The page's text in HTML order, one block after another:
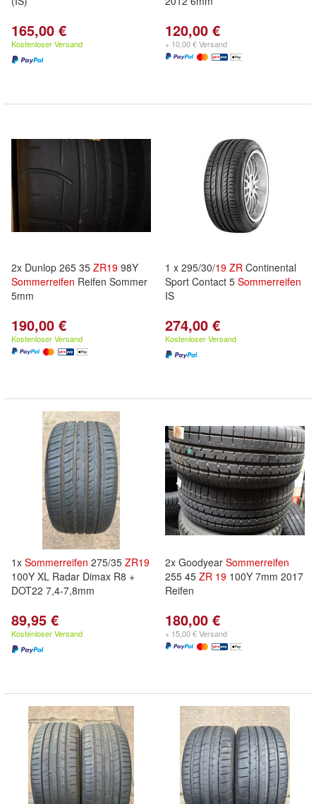
165,00 €
Kostenloser Versand
120,00 €
+ 10,00 € Versand
2x Dunlop 265 35 ZR19 98Y
Sommerreifen Reifen Sommer
5mm
190,00 €
Kostenloser Versand
1 x 295/30/19 ZR Continental
Sport Contact 5 Sommerreifen
IS
274,00 €
Kostenloser Versand
1x Sommerreifen 275/35 ZR19
100Y XL Radar Dimax R8 +
DOT22 7,4-7,8mm
89,95 €
Kostenloser Versand
2x Goodyear Sommerreifen
255 45 ZR 19 100Y 7mm 2017
Reifen
180,00 €
+ 15,00 € Versand